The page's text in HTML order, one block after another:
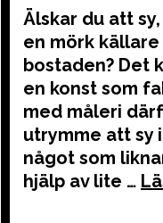
Älskar du att
en mörk
bostaden? Det
en konst som
med måleri
utrymme att sy
något som
hjälp av lite …